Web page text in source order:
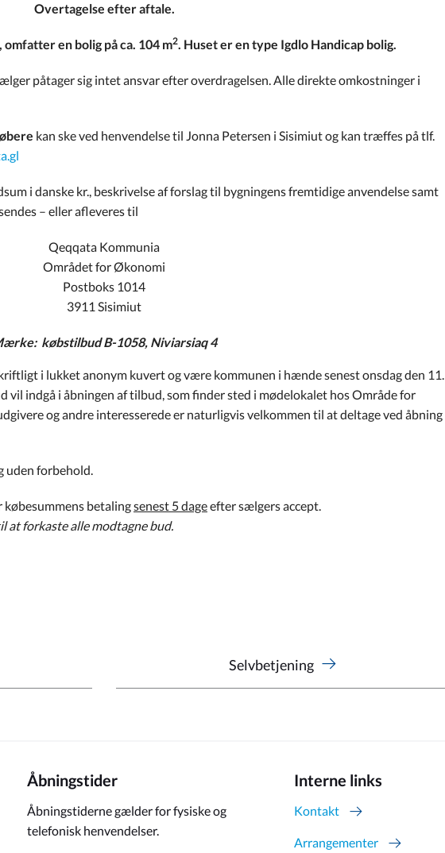
Overtagelse efter aftale.
en bolig på ca. 104 m2. Huset er en type Igdlo Handicap bolig.
påtager sig intet ansvar efter overdragelsen. Alle direkte omkostninger i
kan ske ved henvendelse til Jonna Petersen i Sisimiut og kan træffes på tlf.
i danske kr., beskrivelse af forslag til bygningens fremtidige anvendelse samt
– eller afleveres til
Qeqqata Kommunia
Området for Økonomi
Postboks 1014
3911 Sisimiut
købstilbud B-1058, Niviarsiaq 4
i lukket anonym kuvert og være kommunen i hænde senest onsdag den 11.
indgå i åbningen af tilbud, som finder sted i mødelokalet hos Område for
og andre interesserede er naturligvis velkommen til at deltage ved åbning
uden forbehold.
købesummens betalingsenest 5 dageefter sælgers accept.
at forkaste alle modtagne bud.
Selvbetjening
Åbningstider
Åbningstiderne gælder for fysiske og
telefonisk henvendelser.
Interne links
Kontakt
Arrangementer